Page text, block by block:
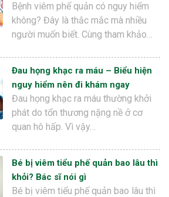
Bệnh viêm phế quản có nguy hiểm
không? Đây là thắc mắc mà nhiều
người muốn biết. Cùng tham khảo…
Đau họng khạc ra máu – Biểu hiện
nguy hiểm nên đi khám ngay
Đau họng khạc ra máu thường khởi
phát do tổn thương nặng nề ở cơ
quan hô hấp. Vì vậy…
Bé bị viêm tiểu phế quản bao lâu thì
khỏi? Bác sĩ nói gì
Bé bị viêm tiểu phế quản bao lâu thì